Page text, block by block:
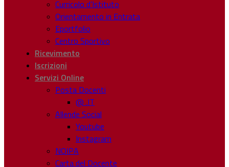
Curricolo d’Istituto
Orientamento in Entrata
Eportfolio
Centro Sportivo
Ricevimento
Iscrizioni
Servizi Online
Posta Docenti
@ .IT
Allende Social
Youtube
Instagram
NOIPA
Carta del Docente